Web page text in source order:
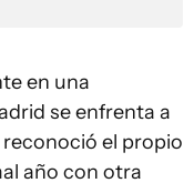
en una
se enfrenta a
el propio
año con otra